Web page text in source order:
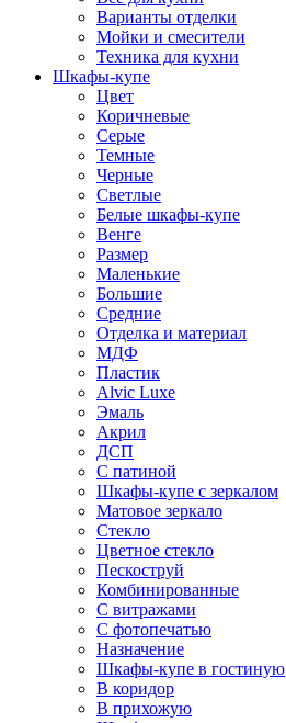
Варианты отделки
Мойки и смесители
Техника для кухни
Шкафы-купе
Цвет
Коричневые
Серые
Темные
Черные
Светлые
Белые шкафы-купе
Венге
Размер
Маленькие
Большие
Средние
Отделка и материал
МДФ
Пластик
Alvic Luxe
Эмаль
Акрил
ДСП
С патиной
Шкафы-купе с зеркалом
Матовое зеркало
Стекло
Цветное стекло
Пескоструй
Комбинированные
С витражами
С фотопечатью
Назначение
Шкафы-купе в гостиную
В коридор
В прихожую